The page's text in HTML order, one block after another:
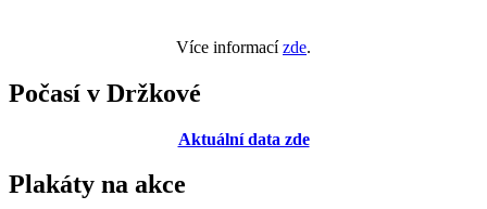
Více informacízde.
Počasí v Držkové
Aktuální data zde
Plakáty na akce